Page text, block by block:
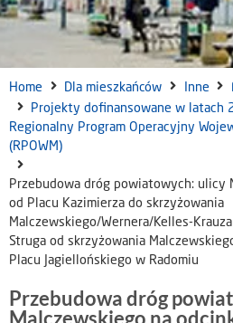
Home Dla mieszkańców Inne
Projekty dofinansowane w latach
Regionalny Program Operacyjny
(RPOWM)
Przebudowa dróg powiatowych: ulicy
od Placu Kazimierza do skrzyżowania
Malczewskiego/Wernera/Kelles-
Struga od skrzyżowania
Placu Jagiellońskiego w Radomiu
Przebudowa dróg
Malczewskiego na